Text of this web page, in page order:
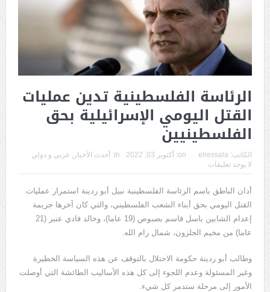
الرئاسة الفلسطينية تدين عمليات
القتل اليومي الإسرائيلية بحق
الفلسطينيين
الكاتب: elressala
on: أكتوبر 03, 2022 In: أحدث الأخبار
عربي و دولي
لا يوجد تعليقات
أدان الناطق باسم الرئاسة الفلسطينية نبيل أبو ردينة استمرار عمليات
القتل اليومي بحق أبناء الشعب الفلسطيني، والتي كان آخرها جريمة
إعدام الشابين باسل قاسم بصبوص (19 عاما)، وخالد فادي عنبر (21
عاما) من مخيم الجلزون، شمال رام الله.
وطالب أبو ردينة حكومة الاحتلال بالتوقف عن هذه السياسة الخطيرة
وغير المسئولة وعدم اللجوء إلى كل هذه الأساليب الطائشة التي أوصلت
الأمور إلى مرحلة ستدمر كل شيء.